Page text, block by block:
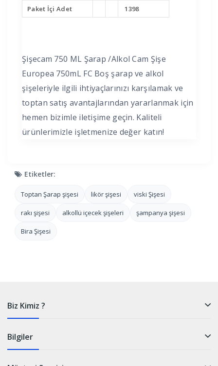
Paket İçi Adet
1398
Şişecam 750 ML Şarap /Alkol Cam Şişe
Europea 750mL FC Boş şarap ve alkol
şişeleriyle ilgili ihtiyaçlarınızı karşılamak ve
toptan satış avantajlarından yararlanmak için
hemen bizimle iletişime geçin. Kaliteli
ürünlerimizle işletmenize değer katın!
Etiketler:
Toptan Şarap şişesi likör şişesi viski Şişesi
rakı şişesi alkollü içecek şişeleri şampanya şişesi
Bira Şişesi
Biz Kimiz ?
Bilgiler